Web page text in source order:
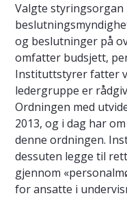
Valgte styringsorgan
og beslutninger på
omfatter budsjett,
Instituttstyrer fatter
ledergruppe er
Ordningen med
2013, og i dag har
denne ordningen.
dessuten legge til
gjennom
for ansatte i